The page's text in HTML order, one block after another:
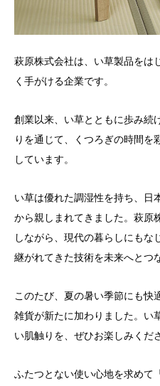
萩原株式会社は、い草製品をは
く手がける企業です。
創業以来、い草とともに歩み続
りを通じて、くつろぎの時間を
しています。
い草は優れた調湿性を持ち、日
から親しまれてきました。萩原
しながら、現代の暮らしにもな
継がれてきた技術を未来へとつ
このたび、夏の暑い季節にも快
雑貨が新たに加わりました。い
い肌触りを、ぜひお楽しみくだ
ふたつとない使い心地を求め